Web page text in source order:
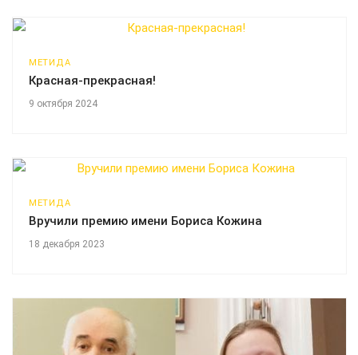
МЕТИДА
Красная-прекрасная!
9 октября 2024
МЕТИДА
Вручили премию имени Бориса Кожина
18 декабря 2023